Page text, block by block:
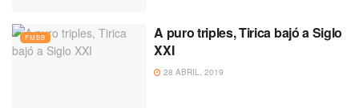
FMBB
A puro triples, Tirica bajó a Siglo
XXI
28 ABRIL, 2019